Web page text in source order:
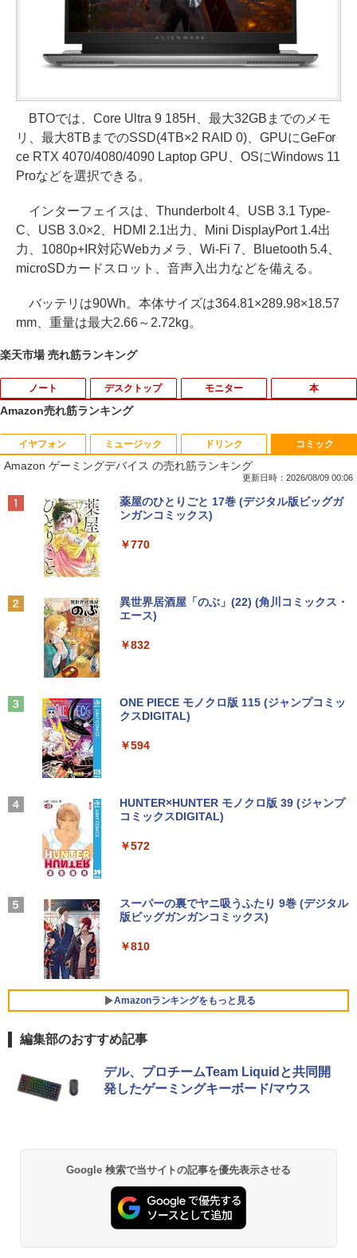
BTOでは、Core Ultra 9 185H、最大32GBまでのメモ
リ、最大8TBまでのSSD(4TB×2 RAID 0)、GPUにGeFor
ce RTX 4070/4080/4090 Laptop GPU、OSにWindows 11
Proなどを選択できる。
インターフェイスは、Thunderbolt 4、USB 3.1 Type-
C、USB 3.0×2、HDMI 2.1出力、Mini DisplayPort 1.4出
力、1080p+IR対応Webカメラ、Wi-Fi 7、Bluetooth 5.4、
microSDカードスロット、音声入出力などを備える。
バッテリは90Wh。本体サイズは364.81×289.98×18.57
mm、重量は最大2.66～2.72kg。
楽天市場 売れ筋ランキング
ノート デスクトップ モニター 本
1
薬局ですぐに役立つ薬の比較と使い分け1
00 改訂版 [ 児島 悠史 ]
￥4,400
￥4,400
￥1,045
（1） （ワイドKC） [ ナガノ ]
【中古】青のオーケストラ コミック 1-1
3巻セット （小学館）（コミック） 全巻
Amazon売れ筋ランキング
イヤフォン
Anker Soundcore P42i (Bluetooth 6.1)【完
全ワイヤレスイヤホン/ウルトラノイズキャン
間再生 / コンパクト形状/持ち運びに便利 / IP5
￥9,990
Anker Soundcore P31i ピンク
Anker Soundcore Liberty 5 ディープブルー
【2026年アップグレード版】AOKIMI ワイヤ
セリング 自動ペアリング Type-C充電 マイク
付き 防水 タッチ式音量調整 スポーツ/通勤/通
学/WEB会議(ホワイト)
Xiaomi シャオミ REDMI Buds 8 Lite ワイヤ
レスイヤホン Bluetooth 5.4 ノイズキャンセ
ミュージック
BRUCE WAYNE feat. Flo Milli, ATL Jacob
[Explicit]
￥250
BRUCE WAYNE feat. Flo Milli, ATL Jacob
[Explicit]
￥250
見知らぬ糸
On My Road (Stadium ver.)
On My Road (Stadium ver.)
ドリンク
by Amazon 天然水 ラベルレス 500ml ×24本
富士山の天然水 バナジウム含有 水 ミネラル
ットル (Smart Basic)
【Amazon.co.jp限定】 い・ろ・は・す 2L P
by Amazon 天然水ラベルレス 2L×9本
￥1,117
by Amazon 炭酸水 ラベルレス 500ml ×24本
art Basic)
【Amazon.co.jp限定】 伊藤園 磨かれて、澄
] [ 水 ] [ ペットボトル ] [ 箱買い ] [ ストック
￥998
コミック
Amazon ゲーミングデバイス の売れ筋ランキング
更新日時：2026/08/09 00:06
薬屋のひとりごと 17巻 (デジタル版ビッグガ
ンガンコミックス)
￥770
異世界居酒屋「のぶ」(22) (角川コミックス・
エース)
￥832
ONE PIECE モノクロ版 115 (ジャンプコミッ
クスDIGITAL)
￥594
HUNTER×HUNTER モノクロ版 39 (ジャンプ
コミックスDIGITAL)
￥572
スーパーの裏でヤニ吸うふたり 9巻 (デジタル
版ビッグガンガンコミックス)
￥810
Amazonランキングをもっと見る
編集部のおすすめ記事
デル、プロチームTeam Liquidと共同開
発したゲーミングキーボード/マウス
Google 検索で当サイトの記事を優先表示させる